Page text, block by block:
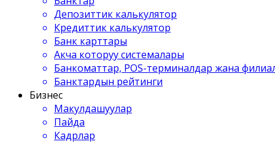
Депозиттик калькулятор
Кредиттик калькулятор
Банк карттары
Акча которуу системалары
Банкоматтар, POS-терминалдар жана
Банктардын рейтинги
Бизнес
Макулдашуулар
Пайда
Кадрлар